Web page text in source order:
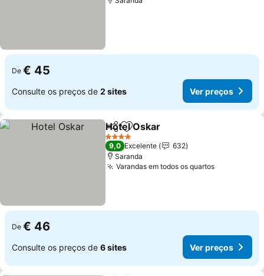
De € 45
Consulte os preços de 2 sites Ver preços
PartilharAdicionar aos favoritos
Hotel Oskar
4 Estrelas
9,0 Excelente
632
Saranda
Varandas em todos os quartosVer preços
De € 46
Consulte os preços de 6 sites Ver preços